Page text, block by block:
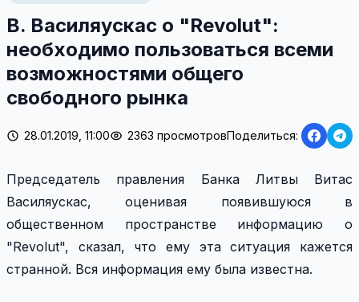
В. Василяускас о "Revolut":
необходимо пользоваться всеми
возможностями общего
свободного рынка
28.01.2019, 11:00 2363 просмотровПоделиться:
Председатель правления Банка Литвы Витас
Василяускас, оценивая появившуюся в
общественном пространстве информацию о
"Revolut", сказал, что ему эта ситуация кажется
странной. Вся информация ему была известна.